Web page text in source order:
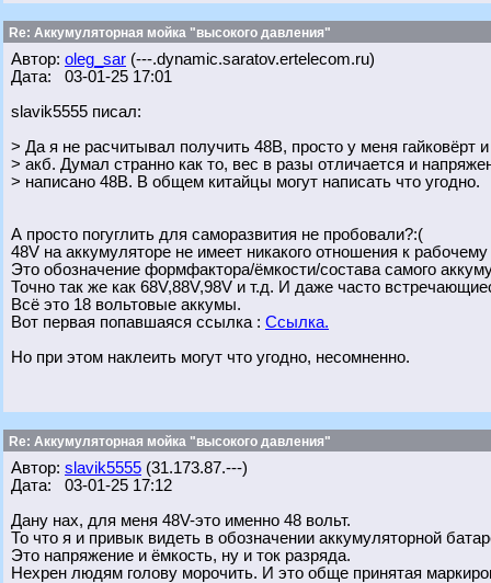
Re: Аккумуляторная мойка "высокого давления"
Автор: oleg_sar (---.dynamic.saratov.ertelecom.ru)
Дата: 03-01-25 17:01
slavik5555 писал:
> Да я не расчитывал получить 48В, просто у меня гайковёрт
> акб. Думал странно как то, вес в разы отличается и
> написано 48В. В общем китайцы могут написать что угодно.
А просто погуглить для саморазвития не пробовали?:(
48V на аккумуляторе не имеет никакого отношения к
Это обозначение формфактора/ёмкости/состава самого
Точно так же как 68V,88V,98V и т.д. И даже часто
Всё это 18 вольтовые аккумы.
Вот первая попавшаяся ссылка : Ссылка.
Но при этом наклеить могут что угодно, несомненно.
Re: Аккумуляторная мойка "высокого давления"
Автор: slavik5555 (31.173.87.---)
Дата: 03-01-25 17:12
Дану нах, для меня 48V-это именно 48 вольт.
То что я и привык видеть в обозначении аккумуляторной
Это напряжение и ёмкость, ну и ток разряда.
Нехрен людям голову морочить. И это обще принятая